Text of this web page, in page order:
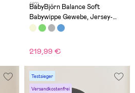
(12)
BabyBjörn Balance Soft
Babywippe Gewebe, Jersey-
Stoff, Beige/Grau
219,99 €
Testsieger
Versandkostenfrei